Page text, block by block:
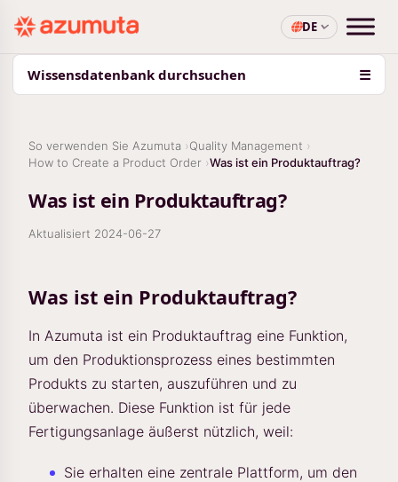
DE
Wissensdatenbank durchsuchen ☰
So verwenden Sie Azumuta
Quality Management
How to Create a Product Order Was ist ein Produktauftrag?
Was ist ein Produktauftrag?
Aktualisiert 2024-06-27
Was ist ein Produktauftrag?
In Azumuta ist ein Produktauftrag eine Funktion,
um den Produktionsprozess eines bestimmten
Produkts zu starten, auszuführen und zu
überwachen. Diese Funktion ist für jede
Fertigungsanlage äußerst nützlich, weil:
Sie erhalten eine zentrale Plattform, um den